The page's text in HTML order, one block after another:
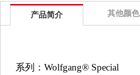
产品简介 其他颜色
系列：Wolfgang® Special